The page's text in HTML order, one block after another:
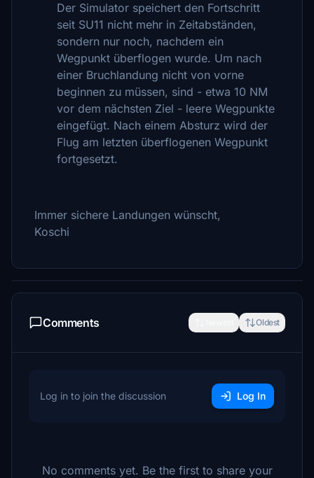
Der Simulator speichert den Fortschritt
seit SU11 nicht mehr in Zeitabständen,
sondern nur noch, nachdem ein
Wegpunkt überflogen wurde. Um nach
einer Bruchlandung nicht von vorne
beginnen zu müssen, sind - etwa 10 NM
vor dem nächsten Ziel - leere Wegpunkte
eingefügt. Nach einem Absturz wird der
Flug am letzten überflogenen Wegpunkt
fortgesetzt.
Immer sichere Landungen wünscht,
Koschi
Comments Oldest
Log in to join the discussion Log In
No comments yet. Be the first to share your